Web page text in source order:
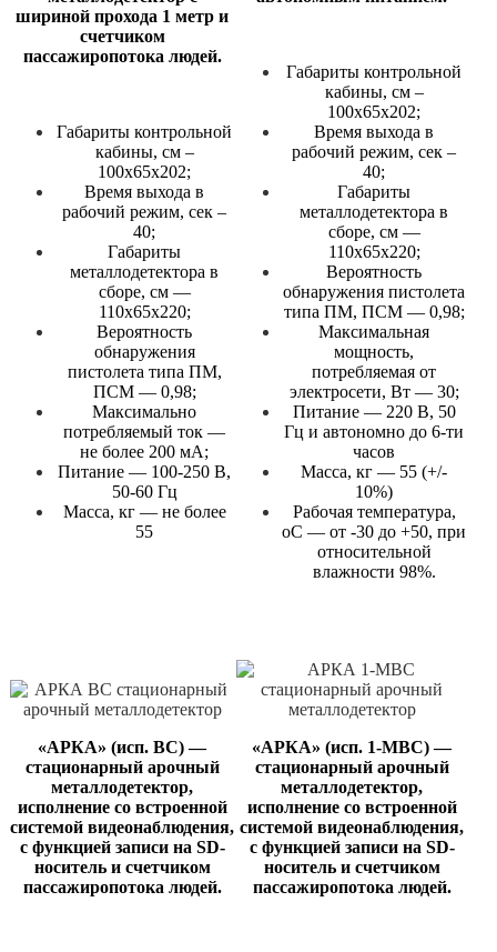
шириной прохода 1 метр и
счетчиком
пассажиропотока людей.
Габариты контрольной
кабины, см –
100х65х202;
Время выхода в
рабочий режим, сек –
40;
Габариты
металлодетектора в
сборе, см —
110х65х220;
Вероятность
обнаружения
пистолета типа ПМ,
ПСМ — 0,98;
Максимально
потребляемый ток —
не более 200 мА;
Питание — 100-250 В,
50-60 Гц
Масса, кг — не более
55
Габариты контрольной
кабины, см –
100х65х202;
Время выхода в
рабочий режим, сек –
40;
Габариты
металлодетектора в
сборе, см —
110х65х220;
Вероятность
обнаружения пистолета
типа ПМ, ПСМ — 0,98;
Максимальная
мощность,
потребляемая от
электросети, Вт — 30;
Питание — 220 В, 50
Гц и автономно до 6-ти
часов
Масса, кг — 55 (+/-
10%)
Рабочая температура,
оС — от -30 до +50, при
относительной
влажности 98%.
«АРКА» (исп. ВС) —
стационарный арочный
металлодетектор,
исполнение со встроенной
системой видеонаблюдения,
с функцией записи на SD-
носитель и счетчиком
пассажиропотока людей.
«АРКА» (исп. 1-МВС) —
стационарный арочный
металлодетектор,
исполнение со встроенной
системой видеонаблюдения,
с функцией записи на SD-
носитель и счетчиком
пассажиропотока людей.